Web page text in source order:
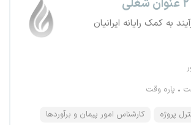
به کمک رایانه ایرانیان
پاره وقت
پروژه کارشناس امور پیمان و برآوردها